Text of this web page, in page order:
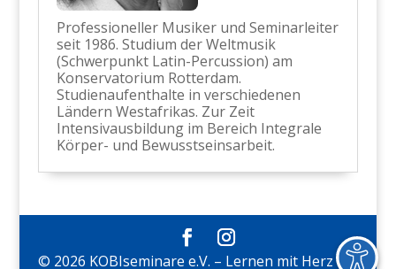
Professioneller Musiker und Seminarleiter
seit 1986. Studium der Weltmusik
(Schwerpunkt Latin-Percussion) am
Konservatorium Rotterdam.
Studienaufenthalte in verschiedenen
Ländern Westafrikas. Zur Zeit
Intensivausbildung im Bereich Integrale
Körper- und Bewusstseinsarbeit.
© 2026 KOBIseminare e.V. – Lernen mit Herz